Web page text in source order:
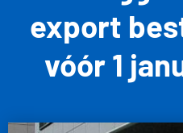
export
vóór 1